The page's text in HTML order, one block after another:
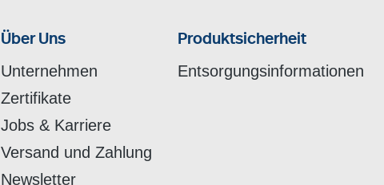
Über Uns
Unternehmen
Zertifikate
Jobs & Karriere
Versand und Zahlung
Newsletter
Produktsicherheit
Entsorgungsinformationen